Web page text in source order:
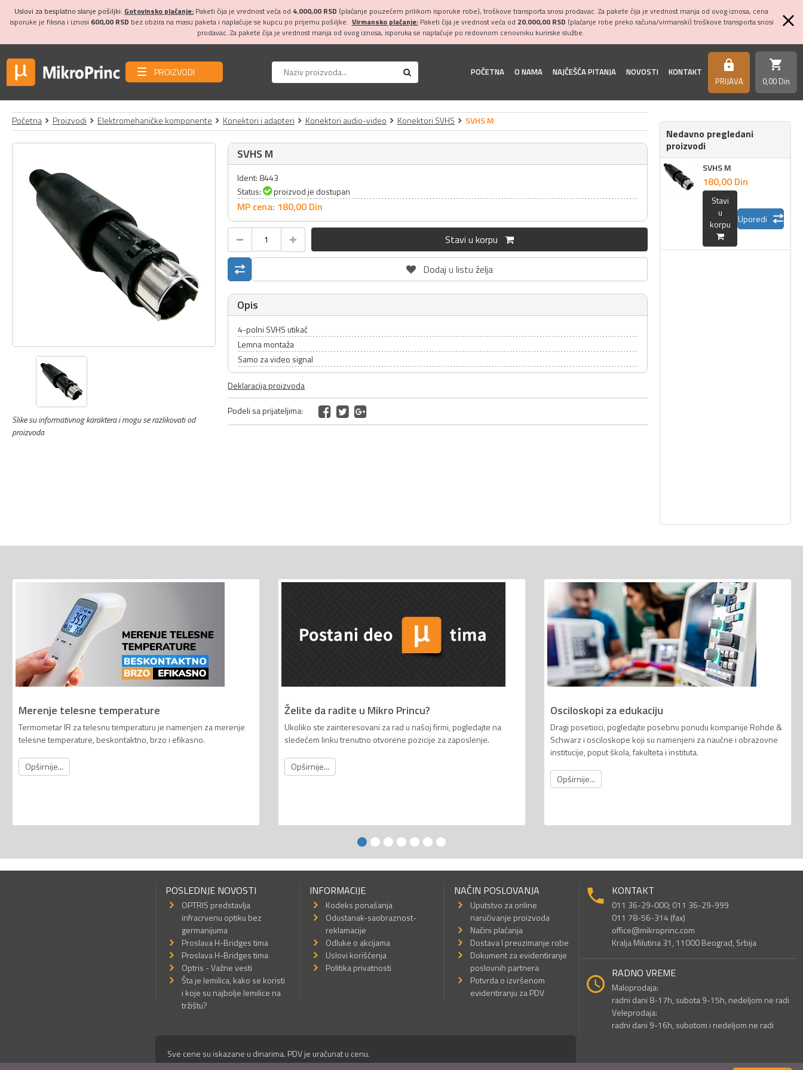
Uslovi za besplatno slanje pošiljki: Gotovinsko plaćanje: Paketi čija je vrednost veća od 4.000,00 RSD (plaćanje pouzećem prilikom isporuke robe), troškove transporta snosi prodavac. Za pakete čija je vrednost manja od ovog iznosa, cena
isporuke je fiksna i iznosi 600,00 RSD bez obzira na masu paketa i naplaćuje se kupcu po prijemu pošiljke. Virmansko plaćanje:Paketi čija je vrednost veća od 20.000,00 RSD (plaćanje robe preko računa/virmanski) troškove transporta snosi
prodavac. Za pakete čija je vrednost manja od ovog iznosa, isporuka se naplaćuje po redovnom cenovniku kurirske službe.
PROIZVODI POČETNA O NAMA NAJČEŠĆA PITANJA NOVOSTI KONTAKT https
PRIJAVA
shopping_cart
0,00 Din
Početna Proizvodi Elektromehaničke komponente Konektori i adapteri Konektori audio-video Konektori SVHS SVHS M
Slike su informativnog karaktera i mogu se razlikovati od
proizvoda
SVHS M
Ident: 8443
Status:
proizvod je dostupan
MP cena: 180,00 Din
Stavi u korpu
Dodaj u listu želja
Opis
4-polni SVHS utikač
Lemna montaža
Samo za video signal
Deklaracija proizvoda
Podeli sa prijateljima:
Nedavno pregledani
proizvodi
SVHS M
180,00 Din
Stavi
u
korpu
Uporedi
Merenje telesne temperature
Termometar IR za telesnu temperaturu je namenjen za merenje
telesne temperature, beskontaktno, brzo i efikasno.
Opširnije...
Želite da radite u Mikro Princu?
Ukoliko ste zainteresovani za rad u našoj firmi, pogledajte na
sledećem linku trenutno otvorene pozicije za zaposlenje.
Opširnije...
Osciloskopi za edukaciju
Dragi posetioci, pogledajte posebnu ponudu kompanije Rohde &
Schwarz i osciloskope koji su namenjeni za naučne i obrazovne
institucije, poput škola, fakulteta i instituta.
Opširnije...
POSLEDNJE NOVOSTI
OPTRIS predstavlja
infracrvenu optiku bez
germanijuma
Proslava H-Bridges tima
Proslava H-Bridges tima
Optris - Važne vesti
Šta je lemilica, kako se koristi
i koje su najbolje lemilice na
tržištu?
INFORMACIJE
Kodeks ponašanja
Odustanak-saobraznost-
reklamacije
Odluke o akcijama
Uslovi korišćenja
Politika privatnosti
NAČIN POSLOVANJA
Uputstvo za online
naručivanje proizvoda
Načini plaćanja
Dostava I preuzimanje robe
Dokument za evidentiranje
poslovnih partnera
Potvrda o izvršenom
evidentiranju za PDV
KONTAKT
011 36-29-000; 011 36-29-999
011 78-56-314 (fax)
office@mikroprinc.com
Kralja Milutina 31, 11000 Beograd, Srbija
RADNO VREME
Maloprodaja:
radni dani 8-17h, subota 9-15h, nedeljom ne radi
Veleprodaja:
radni dani 9-16h, subotom i nedeljom ne radi
Sve cene su iskazane u dinarima. PDV je uračunat u cenu.
© Mikro Princ 1999 - 2026. Sva prava su zadržana.